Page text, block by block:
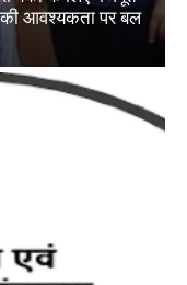
की आवश्यकता पर बल